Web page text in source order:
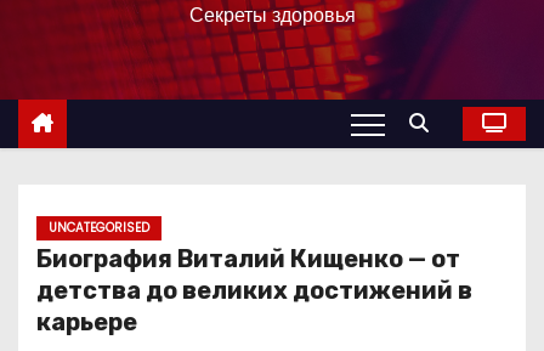
с
Секреты здоровья
UNCATEGORISED
Биография Виталий Кищенко — от
детства до великих достижений в
карьере